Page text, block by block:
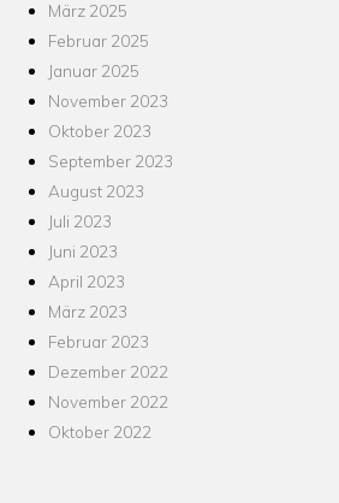
März 2025
Februar 2025
Januar 2025
November 2023
Oktober 2023
September 2023
August 2023
Juli 2023
Juni 2023
April 2023
März 2023
Februar 2023
Dezember 2022
November 2022
Oktober 2022